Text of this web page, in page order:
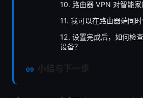
10. 路由器 VPN 对智能家
11. 我可以在路由器端同
12. 设置完成后，如何检
设备？